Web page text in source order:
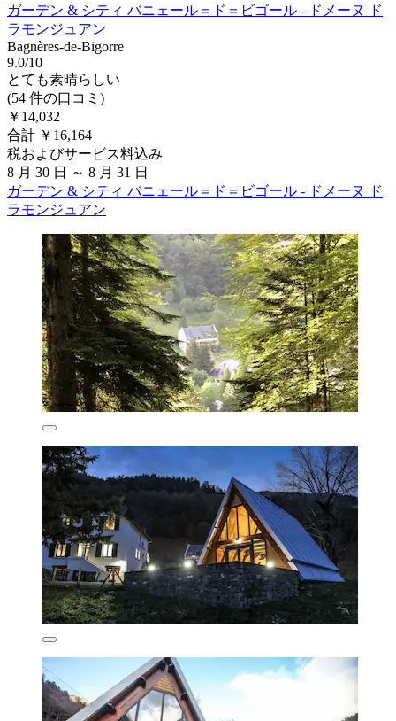
ガーデン & シティ バニェール＝ド＝ビゴール - ドメーヌ ド
ラモンジュアン
Bagnères-de-Bigorre
9.0/10
とても素晴らしい
(54 件の口コミ)
￥14,032
合計 ￥16,164
税およびサービス料込み
8 月 30 日 ～ 8 月 31 日
ガーデン & シティ バニェール＝ド＝ビゴール - ドメーヌ ド
ラモンジュアン